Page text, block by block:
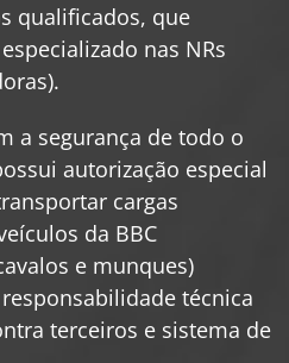
qualificados, que
nas NRs
a segurança de todo o
autorização especial
cargas
da BBC
e munques)
técnica
terceiros e sistema de